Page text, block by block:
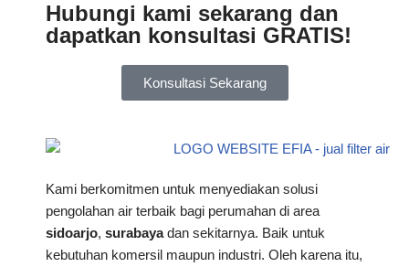
Hubungi kami sekarang dan
dapatkan konsultasi GRATIS!
Konsultasi Sekarang
Kami berkomitmen untuk menyediakan solusi
pengolahan air terbaik bagi perumahan di area
sidoarjo, surabayadan sekitarnya. Baik untuk
kebutuhan komersil maupun industri. Oleh karena itu,